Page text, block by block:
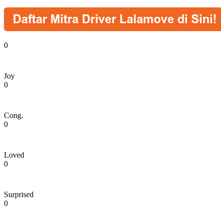
0
Joy
0
Cong.
0
Loved
0
Surprised
0